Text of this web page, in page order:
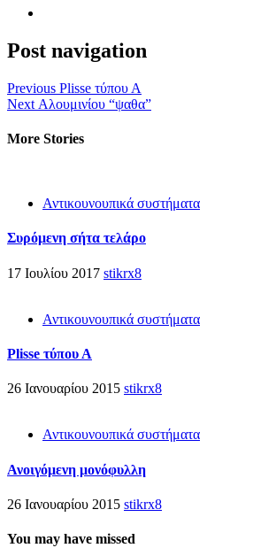
Post navigation
Previous Plisse τύπου Α
Next Αλουμινίου “ψαθα”
More Stories
Αντικουνουπικά συστήματα
Συρόμενη σήτα τελάρο
17 Ιουλίου 2017 stikrx8
Αντικουνουπικά συστήματα
Plisse τύπου Α
26 Ιανουαρίου 2015 stikrx8
Αντικουνουπικά συστήματα
Ανοιγόμενη μονόφυλλη
26 Ιανουαρίου 2015 stikrx8
You may have missed